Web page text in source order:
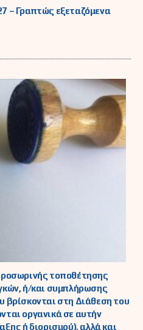
– Γραπτώς εξεταζόμενα
τοποθέτησης
ή/και συμπλήρωσης
βρίσκονται στη Διάθεση του
οργανικά σε αυτήν
ή διορισμού), αλλά και